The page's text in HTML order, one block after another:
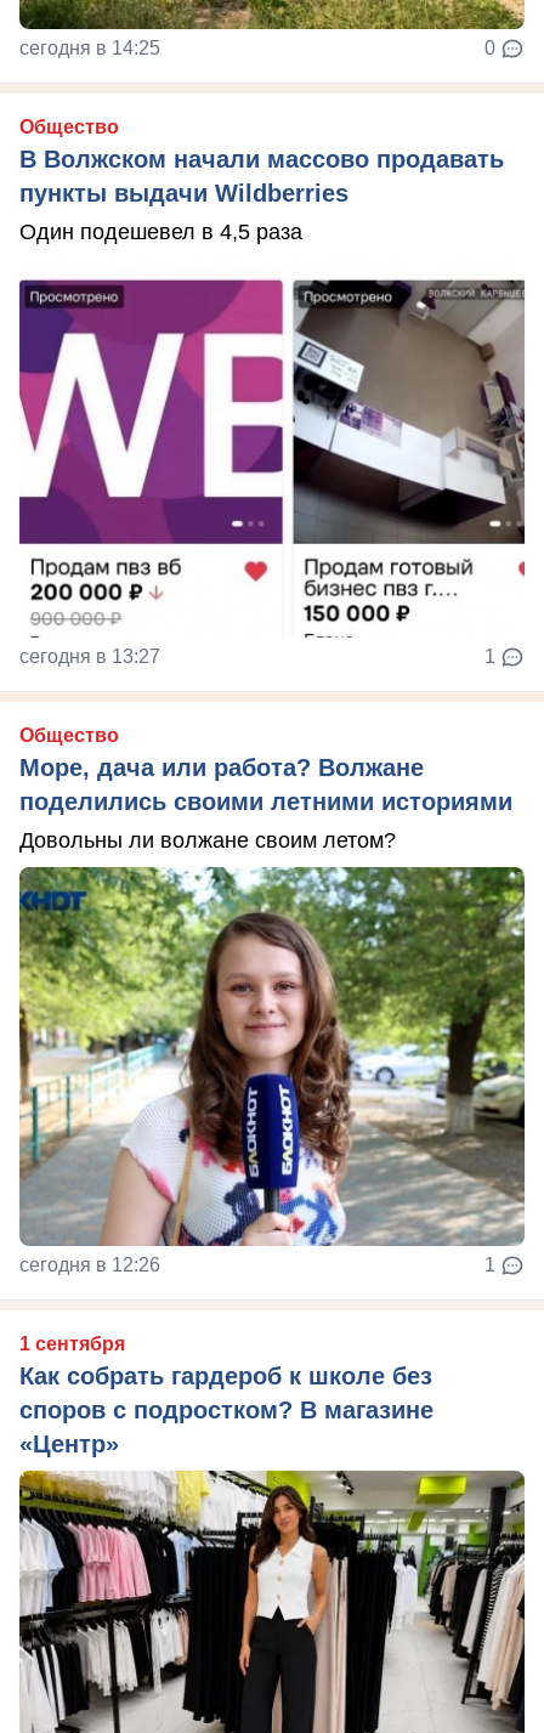
сегодня в 14:25 0
Общество
В Волжском начали массово продавать
пункты выдачи Wildberries
Один подешевел в 4,5 раза
сегодня в 13:27 1
Общество
Море, дача или работа? Волжане
поделились своими летними историями
Довольны ли волжане своим летом?
сегодня в 12:26 1
1 сентября
Как собрать гардероб к школе без
споров с подростком? В магазине
«Центр»